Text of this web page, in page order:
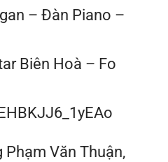
– Đàn Piano –
Biên Hoà – Fo
Văn Thuận,